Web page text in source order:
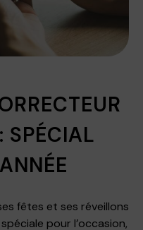
SPÉCIAL
fêtes et ses réveillons
pour l’occasion,